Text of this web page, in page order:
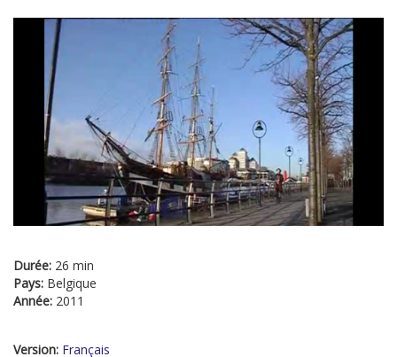
Durée: 26 min
Pays: Belgique
Année: 2011
Version: Français